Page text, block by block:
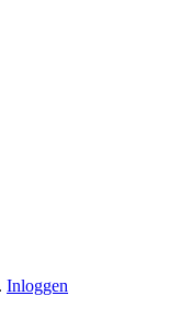
Inloggen